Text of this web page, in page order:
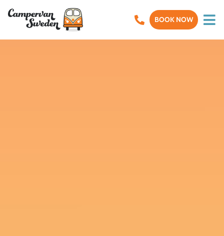
BOOK NOW